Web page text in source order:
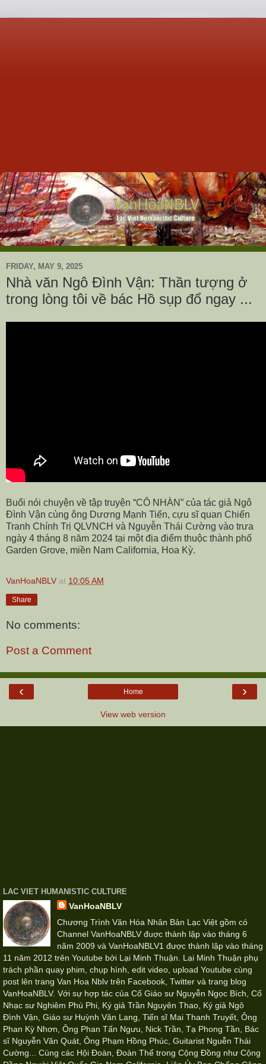
FRIDAY, MAY 9, 2025
Nhà văn Ngô Đình Vận: Thần tượng ở
trong lòng tôi về bác Hồ sụp đổ ngay ...
Buổi nói chuyện về tập truyện “CÔ NHÀN” của tác giả Ngô
Đình Vận cùng ông Dương Mạnh Tiến, cựu sĩ quan Chiến
Tranh Chính Trị QLVNCH và Nguyễn Thái Cường vào trưa
ngày 4 tháng 8 năm 2024 tại một địa điểm thuộc thành phố
Garden Grove, miền Nam California, Hoa Kỳ.
VanHoaNBLV at 10:05 AM
Share
No comments:
Post a Comment
‹ ›
Home
View web version
LAC VIET HUMANISTIC CULTURE
VanHoaNBLV
Chương Trình Văn Hóa Nhân Bản Lạc Việt gồm có
Channel VanHoaNBLV đuợc thành lập vào tháng 6
năm 2009 và VanHoaNBLV1 được thành lập vào tháng
11 năm 2012 trên Youtube bởi Lại Minh Thuận. Lại Minh Thuận phụ
trách phần quay phim, chụp hình, edit video, upload Youtube cùng
post lên trang Van Hoa Nblv trên Facebook, Twitter và trang blog
VanHoaNBLV. Với sự hợp tác của Cố Giáo sư Nguyễn Ngọc Bích, Cố
Nhạc sư Nghiêm Phú Phi, Ký giả Trần Nguyên Thao, Ký giả Ngô
Đình Vận, Giáo sư Huỳnh Văn Lang, Tiến sĩ Mai Thanh Truyết, Ông
Phan Kỳ Nhơn, Ông Phan Tấn Ngưu, Nick Trần, Tạ Phong Tần, Bác
sĩ Nguyễn Văn Quát, Ông Phạm Hồng Phúc, Guitarist Nguễn Thái
Cường... Cùng các Hội Đoàn, Đoàn Thể trong Cộng Đồng như Cộng